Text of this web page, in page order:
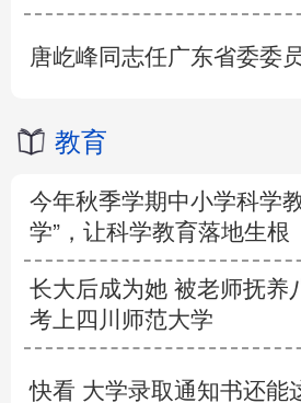
唐屹峰同志任广东省委委
教育
今年秋季学期中小学科学
学”，让科学教育落地生根
长大后成为她 被老师抚养
考上四川师范大学
快看 大学录取通知书还能